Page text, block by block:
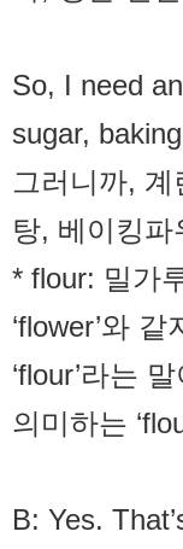
So, I need
sugar,
그러니까,
탕, 베이킹
* flour: 밀가
‘flower’와
‘flour’라는
의미하는
B: Yes.